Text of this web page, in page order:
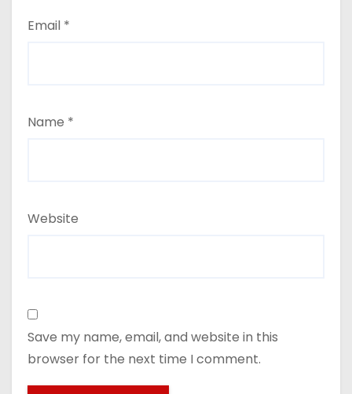
Email *
Name *
Website
Save my name, email, and website in this
browser for the next time I comment.